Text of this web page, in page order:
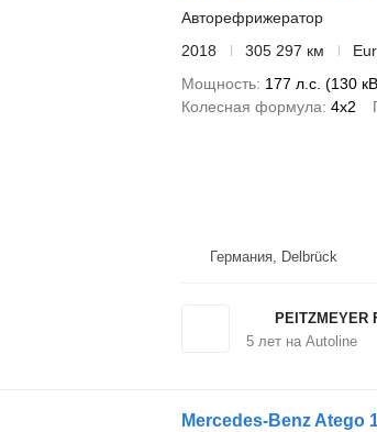
Авторефрижератор
2018
305 297 км
Мощность 177 л.с. (130
Колесная формула 4x2
Германия, Delbrück
PEITZMEYER
5лет на Autoline
Mercedes-Benz Atego